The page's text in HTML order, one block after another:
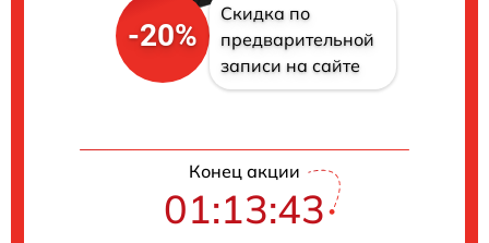
-20%
Скидка по
предварительной
записи на сайте
Конец акции
01:13:42